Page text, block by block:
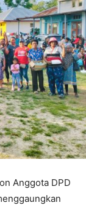
Anggota DPD